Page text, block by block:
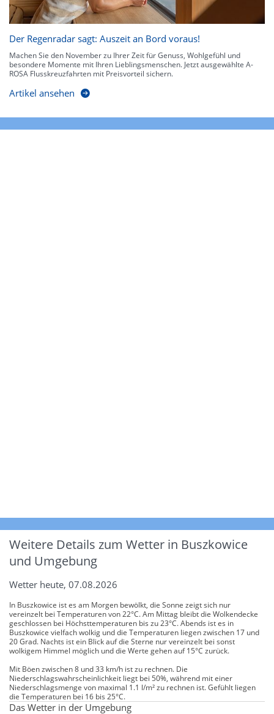
Der Regenradar sagt: Auszeit an Bord voraus!
Machen Sie den November zu Ihrer Zeit für Genuss, Wohlgefühl und
besondere Momente mit Ihren Lieblingsmenschen. Jetzt ausgewählte A-
ROSA Flusskreuzfahrten mit Preisvorteil sichern.
Artikel ansehen
Weitere Details zum Wetter in Buszkowice
und Umgebung
Wetter heute, 07.08.2026
In Buszkowice ist es am Morgen bewölkt, die Sonne zeigt sich nur
vereinzelt bei Temperaturen von 22°C. Am Mittag bleibt die Wolkendecke
geschlossen bei Höchsttemperaturen bis zu 23°C. Abends ist es in
Buszkowice vielfach wolkig und die Temperaturen liegen zwischen 17 und
20 Grad. Nachts ist ein Blick auf die Sterne nur vereinzelt bei sonst
wolkigem Himmel möglich und die Werte gehen auf 15°C zurück.
Mit Böen zwischen 8 und 33 km/h ist zu rechnen. Die
Niederschlagswahrscheinlichkeit liegt bei 50%, während mit einer
Niederschlagsmenge von maximal 1.1 l/m² zu rechnen ist. Gefühlt liegen
die Temperaturen bei 16 bis 25°C.
Das Wetter in der Umgebung